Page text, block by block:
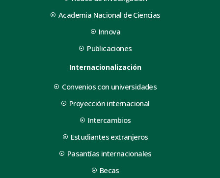
Academia Nacional de Ciencias
Innova
Publicaciones
Internacionalización
Convenios con universidades
Proyección internacional
Intercambios
Estudiantes extranjeros
Pasantías internacionales
Becas